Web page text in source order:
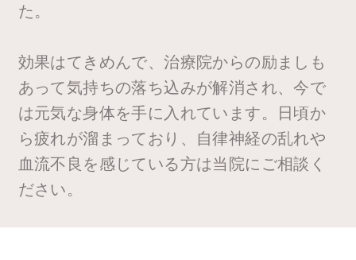
た。
効果はてきめんで、治療院からの励ましも
あって気持ちの落ち込みが解消され、今で
は元気な身体を手に入れています。日頃か
ら疲れが溜まっており、自律神経の乱れや
血流不良を感じている方は当院にご相談く
ださい。